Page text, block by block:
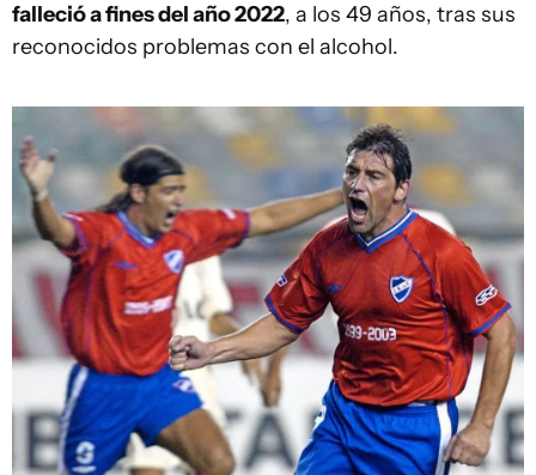
falleció a fines del año 2022, a los 49 años, tras sus
reconocidos problemas con el alcohol.